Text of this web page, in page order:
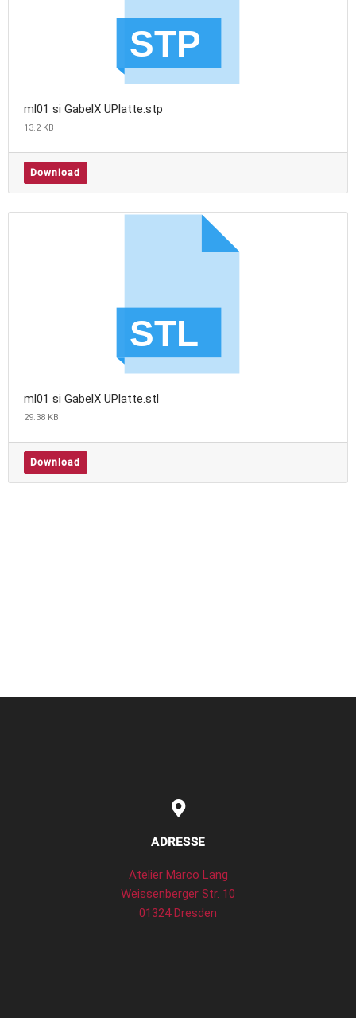
ml01 si GabelX UPlatte.stp
13.2 KB
Download
ml01 si GabelX UPlatte.stl
29.38 KB
Download
ADRESSE
Atelier Marco Lang
Weissenberger Str. 10
01324 Dresden